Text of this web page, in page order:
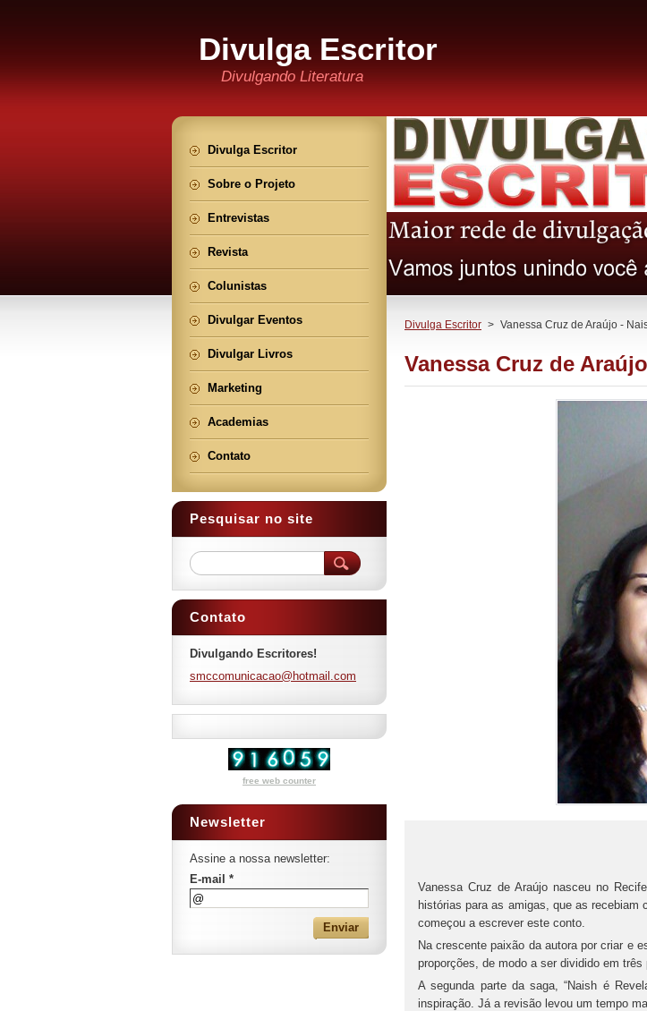
Divulga Escritor
Divulgando Literatura
Divulga Escritor > Vanessa Cruz de Araújo -
Vanessa Cruz de
Vanessa Cruz de Araújo nasceu no
histórias para as amigas, que as
começou a escrever este conto.
Na crescente paixão da autora por criar e
proporções, de modo a ser dividido em três
A segunda parte da saga, “Naish é
inspiração. Já a revisão levou um tempo
Divulga Escritor
Sobre o Projeto
Entrevistas
Revista
Colunistas
Divulgar Eventos
Divulgar Livros
Marketing
Academias
Contato
Pesquisar no site
Contato
Divulgando Escritores!
smccomunicacao@hotmail.com
free web counter
Newsletter
Assine a nossa newsletter:
E-mail *